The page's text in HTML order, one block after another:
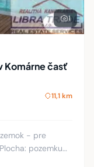
1
Komárne časť
11,1 km
- pre
pozemku
pozemok.